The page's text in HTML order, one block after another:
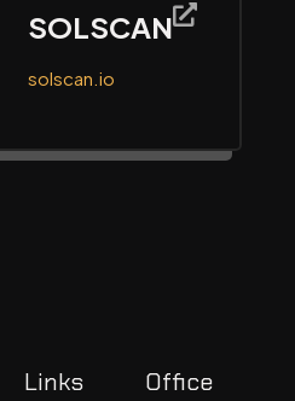
SOLSCAN
solscan.io
Links
Office